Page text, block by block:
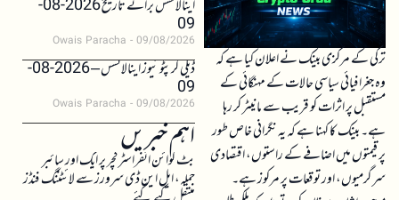
ترکی کے مرکزی بینک نے اعلان کیا ہے کہ
وہ جغرافیائی سیاسی حالات کے مہنگائی کے
مستقبل پر اثرات کو قریب سے مانیٹر کر رہا
ہے۔ بینک کا کہنا ہے کہ یہ نگرانی خاص طور
پر قیمتوں میں اضافے کے راستوں، اقتصادی
سرگرمیوں، اور توقعات پر مرکوز ہے۔
اینالائسس برائے تاریخ 2026-08-
09
Owais Paracha 09/08/2026
ڈیلی کرپٹو نیوز اینالائسس – 2026-08-
09
Owais Paracha 09/08/2026
اہم خبریں
بٹ کوائن انفراسٹرکچر پر ایک اور سائبر
حملہ، ایل این ڈی سرورز سے لائٹننگ فنڈز